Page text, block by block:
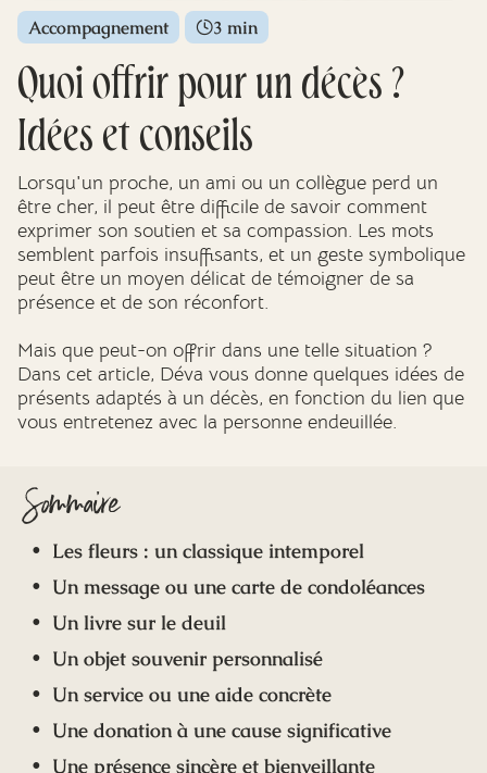
Blog
Mes dernières volontés
Quoi offrir pour un décès ?
Idées et conseils
Accompagnement 3 min
Lorsqu'un proche, un ami ou un collègue perd un
être cher, il peut être difficile de savoir comment
exprimer son soutien et sa compassion. Les mots
semblent parfois insuffisants, et un geste symbolique
peut être un moyen délicat de témoigner de sa
présence et de son réconfort.
Mais que peut-on offrir dans une telle situation ?
Dans cet article, Déva vous donne quelques idées de
présents adaptés à un décès, en fonction du lien que
vous entretenez avec la personne endeuillée.
Sommaire
Les fleurs : un classique intemporel
Un message ou une carte de condoléances
Un livre sur le deuil
Un objet souvenir personnalisé
Un service ou une aide concrète
Une donation à une cause significative
Une présence sincère et bienveillante